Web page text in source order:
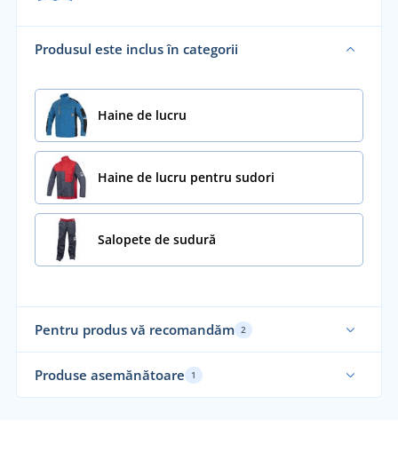
Produsul este inclus în categorii
Haine de lucru
Haine de lucru pentru sudori
Salopete de sudură
Pentru produs vă recomandăm 2
Produse asemănătoare 1